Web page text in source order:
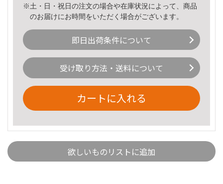
※土・日・祝日の注文の場合や在庫状況によって、商品
のお届けにお時間をいただく場合がございます。
即日出荷条件について
受け取り方法・送料について
カートに入れる
欲しいものリストに追加